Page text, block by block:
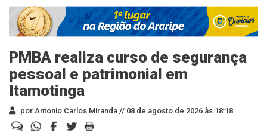
PMBA realiza curso de segurança
pessoal e patrimonial em
Itamotinga
por Antonio Carlos Miranda // 08 de agosto de 2026 às 18:18